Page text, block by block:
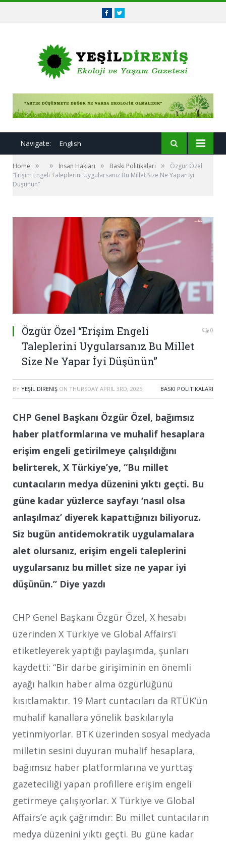
FacebookTwitter
Navigate: English
Home » » İnsan Hakları » Baskı Politikaları »
Özgür Özel
“Erişim Engeli Taleplerini Uygularsanız Bu Millet Size Ne Yapar İyi
Düşünün”
Özgür Özel “Erişim Engeli
Taleplerini Uygularsanız Bu Millet
Size Ne Yapar İyi Düşünün”
0
BY YEŞIL DIRENIŞ ON THURSDAY APRIL 3RD, 2025 BASKI POLITIKALARI
CHP Genel Başkanı Özgür Özel, bağımsız
haber platformlarına ve muhalif hesaplara
erişim engeli getirilmeye çalışıldığını
belirterek, X Türkiye’ye, “Bu millet
cuntacıların medya düzenini yıktı geçti. Bu
güne kadar yüzlerce sayfayı ‘nasıl olsa
anlaşılmaz’ diyerek kapattığınızı biliyoruz.
Siz bugün antidemokratik uygulamalara
alet olursanız, erişim engeli taleplerini
uygularsanız bu millet size ne yapar iyi
düşünün.” Diye yazdı
CHP Genel Başkanı Özgür Özel, X hesabı
üzerinden X Türkiye ve Global Affairs’i
etiketleyerek yaptığı paylaşımda, şunları
kaydetti: “Bir darbe girişiminin en önemli
ayağı halkın haber alma özgürlüğünü
kısıtlamaktır. 19 Mart cuntacıları da RTÜK’ün
muhalif kanallara yönelik baskılarıyla
yetinmiyorlar. BTK üzerinden sosyal medyada
milletin sesini duyuran muhalif hesaplara,
bağımsız haber platformlarına ve yurttaş
gazeteciliği yapan profillere erişim engeli
getirmeye çalışıyorlar. X Türkiye ve Global
Affairs’e açık çağrımdır: Bu millet cuntacıların
medya düzenini yıktı geçti. Bu güne kadar